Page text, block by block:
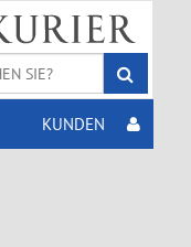
KUNDEN